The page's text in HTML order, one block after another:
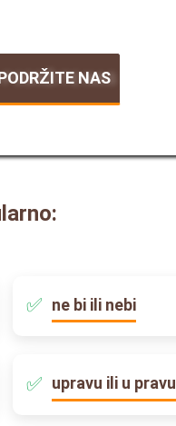
NAS
ne bi ili nebi
upravu ili u pravu